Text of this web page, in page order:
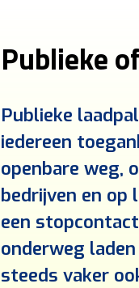
Publieke
Publieke
iedereen
openbare weg,
bedrijven en
een
onderweg
steeds vaker